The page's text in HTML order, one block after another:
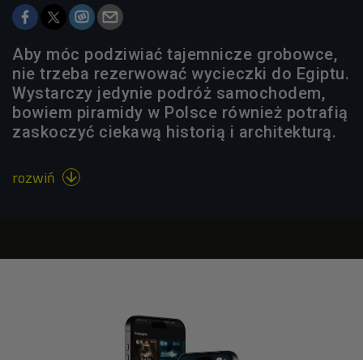
Aby móc podziwiać tajemnicze grobowce,
nie trzeba rezerwować wycieczki do Egiptu.
Wystarczy jedynie podróż samochodem,
bowiem piramidy w Polsce również potrafią
zaskoczyć ciekawą historią i architekturą.
rozwiń 